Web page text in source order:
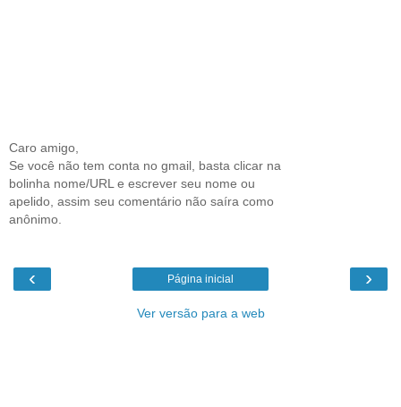
Caro amigo,
Se você não tem conta no gmail, basta clicar na
bolinha nome/URL e escrever seu nome ou
apelido, assim seu comentário não saíra como
anônimo.
‹ ›
Página inicial
Ver versão para a web